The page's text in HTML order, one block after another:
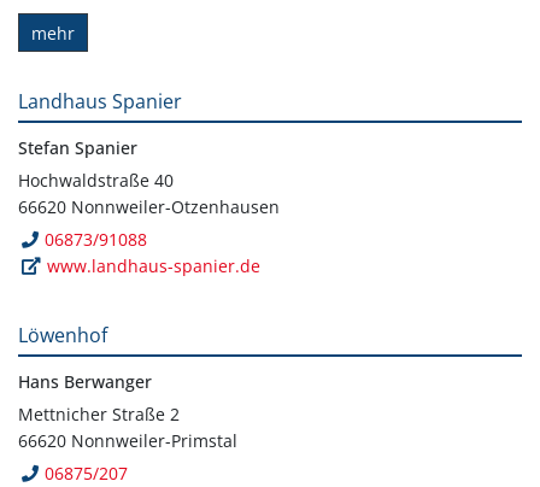
mehr
Landhaus Spanier
Stefan Spanier
Hochwaldstraße 40
66620 Nonnweiler-Otzenhausen
06873/91088
www.landhaus-spanier.de
Löwenhof
Hans Berwanger
Mettnicher Straße 2
66620 Nonnweiler-Primstal
06875/207